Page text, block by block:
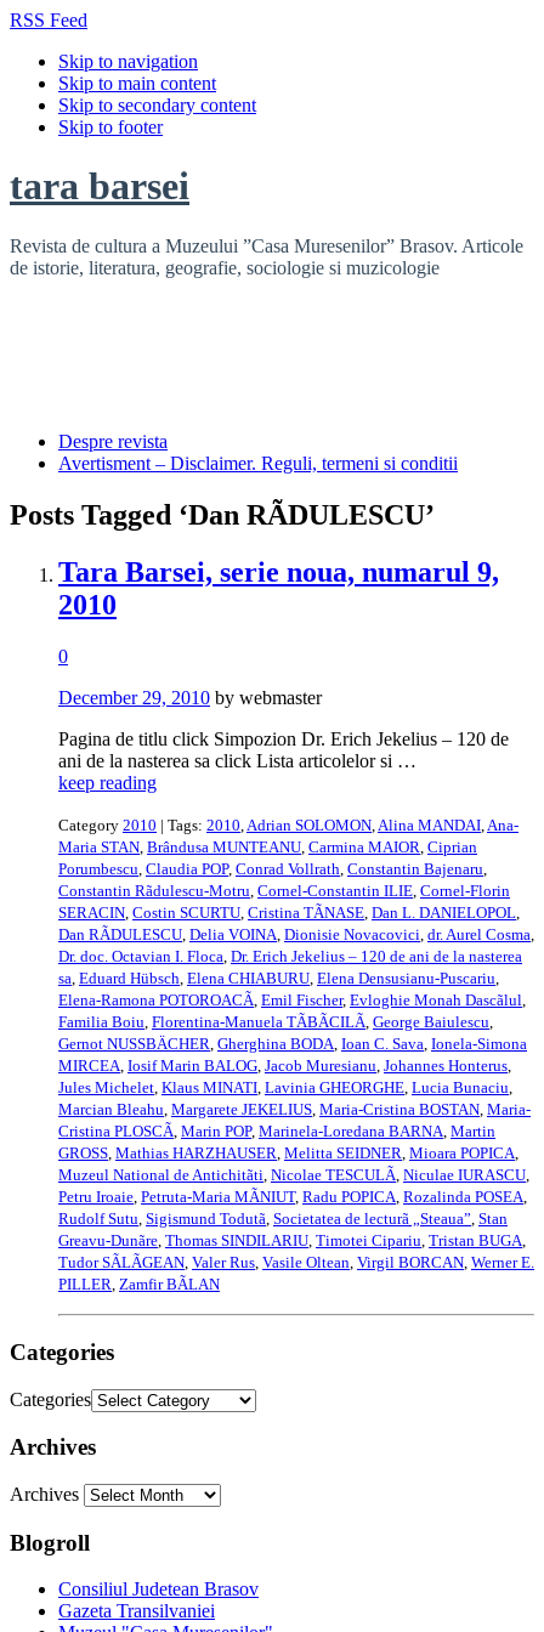
RSS Feed
Skip to navigation
Skip to main content
Skip to secondary content
Skip to footer
tara barsei
Revista de cultura a Muzeului ”Casa Muresenilor” Brasov. Articole
de istorie, literatura, geografie, sociologie si muzicologie
Despre revista
Avertisment – Disclaimer. Reguli, termeni si conditii
Posts Tagged ‘Dan RÃDULESCU’
Tara Barsei, serie noua, numarul 9,
2010
0
December 29, 2010 by webmaster
Pagina de titlu click Simpozion Dr. Erich Jekelius – 120 de
ani de la nasterea sa click Lista articolelor si …
keep reading
Category 2010 | Tags: 2010,Adrian SOLOMON,Alina MANDAI,Ana-
Maria STAN, Brândusa MUNTEANU, Carmina MAIOR, Ciprian
Porumbescu, Claudia POP, Conrad Vollrath, Constantin Bajenaru,
Constantin Rãdulescu-Motru, Cornel-Constantin ILIE, Cornel-Florin
SERACIN, Costin SCURTU, Cristina TÃNASE, Dan L. DANIELOPOL,
Dan RÃDULESCU, Delia VOINA, Dionisie Novacovici, dr. Aurel Cosma,
Dr. doc. Octavian I. Floca, Dr. Erich Jekelius – 120 de ani de la nasterea
sa, Eduard Hübsch, Elena CHIABURU, Elena Densusianu-Puscariu,
Elena-Ramona POTOROACÃ, Emil Fischer, Evloghie Monah Dascãlul,
Familia Boiu, Florentina-Manuela TÃBÃCILÃ, George Baiulescu,
Gernot NUSSBÄCHER, Gherghina BODA, Ioan C. Sava, Ionela-Simona
MIRCEA, Iosif Marin BALOG, Jacob Muresianu, Johannes Honterus,
Jules Michelet, Klaus MINATI, Lavinia GHEORGHE, Lucia Bunaciu,
Marcian Bleahu, Margarete JEKELIUS, Maria-Cristina BOSTAN, Maria-
Cristina PLOSCÃ, Marin POP, Marinela-Loredana BARNA, Martin
GROSS, Mathias HARZHAUSER, Melitta SEIDNER, Mioara POPICA,
Muzeul National de Antichitãti, Nicolae TESCULÃ, Niculae IURASCU,
Petru Iroaie, Petruta-Maria MÃNIUT, Radu POPICA, Rozalinda POSEA,
Rudolf Sutu, Sigismund Todutã, Societatea de lecturã „Steaua”, Stan
Greavu-Dunãre, Thomas SINDILARIU, Timotei Cipariu, Tristan BUGA,
Tudor SÃLÃGEAN, Valer Rus, Vasile Oltean, Virgil BORCAN, Werner E.
PILLER, Zamfir BÃLAN
Categories
Categories
Archives
Archives
Blogroll
Consiliul Judetean Brasov
Gazeta Transilvaniei